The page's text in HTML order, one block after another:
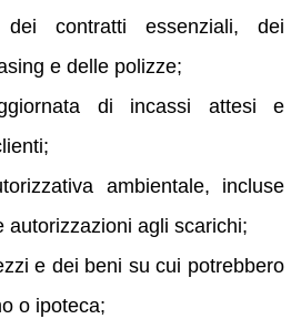
dei contratti essenziali, dei
e delle polizze;
di incassi attesi e
ambientale, incluse
autorizzazioni agli scarichi;
e dei beni su cui potrebbero
o ipoteca;